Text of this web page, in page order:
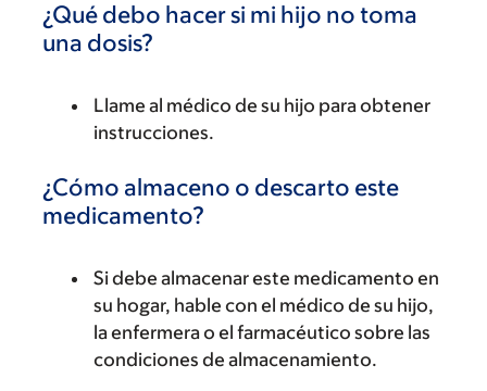
¿Qué debo hacer si mi hijo no toma
una dosis?
Llame al médico de su hijo para obtener
instrucciones.
¿Cómo almaceno o descarto este
medicamento?
Si debe almacenar este medicamento en
su hogar, hable con el médico de su hijo,
la enfermera o el farmacéutico sobre las
condiciones de almacenamiento.